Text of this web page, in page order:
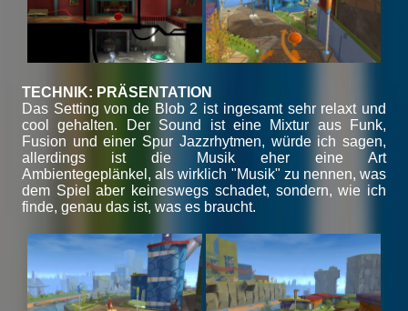
TECHNIK: PRÄSENTATION
Das Setting von de Blob 2 ist ingesamt sehr relaxt und
cool gehalten. Der Sound ist eine Mixtur aus Funk,
Fusion und einer Spur Jazzrhytmen, würde ich sagen,
allerdings ist die Musik eher eine Art
Ambientegeplänkel, als wirklich "Musik" zu nennen, was
dem Spiel aber keineswegs schadet, sondern, wie ich
finde, genau das ist, was es braucht.